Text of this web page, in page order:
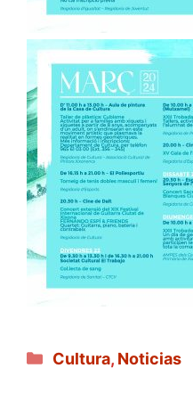
Categorías
Cultura, Noticias